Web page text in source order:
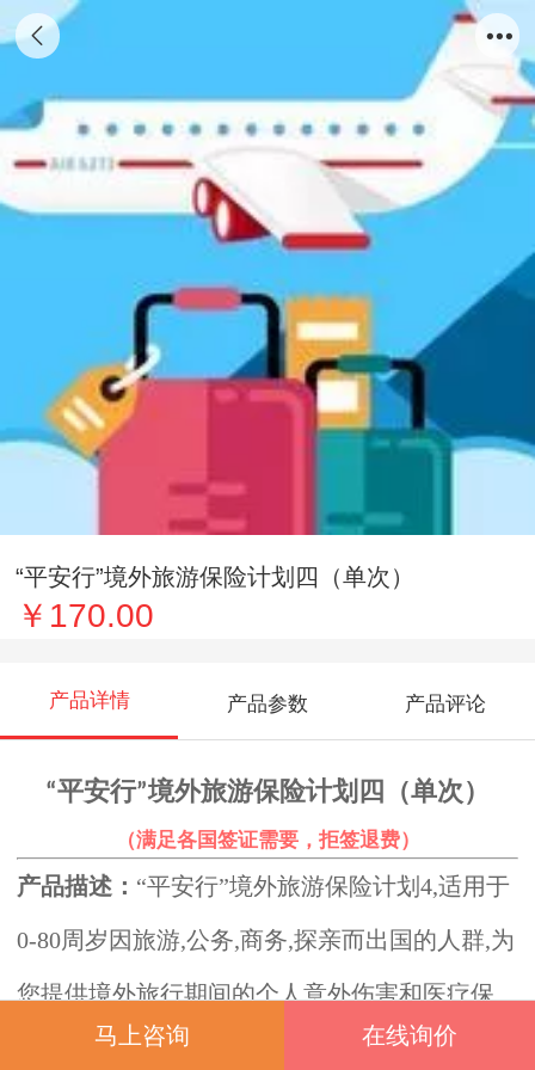
“平安行”境外旅游保险计划四（单次）
￥170.00
产品详情 产品参数 产品评论
“平安行”境外旅游保险计划四（单次）
（满足各国签证需要，拒签退费）
产品描述： “平安行”境外旅游保险计划4,适用于
0-80周岁因旅游,公务,商务,探亲而出国的人群,为
您提供境外旅行期间的个人意外伤害和医疗保
马上咨询 在线询价